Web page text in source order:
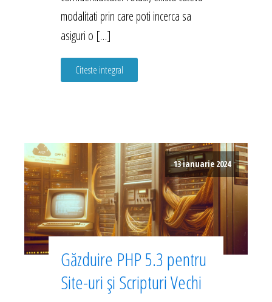
modalitati prin care poti incerca sa
asiguri o […]
Citeste integral
13 ianuarie 2024
Găzduire PHP 5.3 pentru
Site-uri și Scripturi Vechi